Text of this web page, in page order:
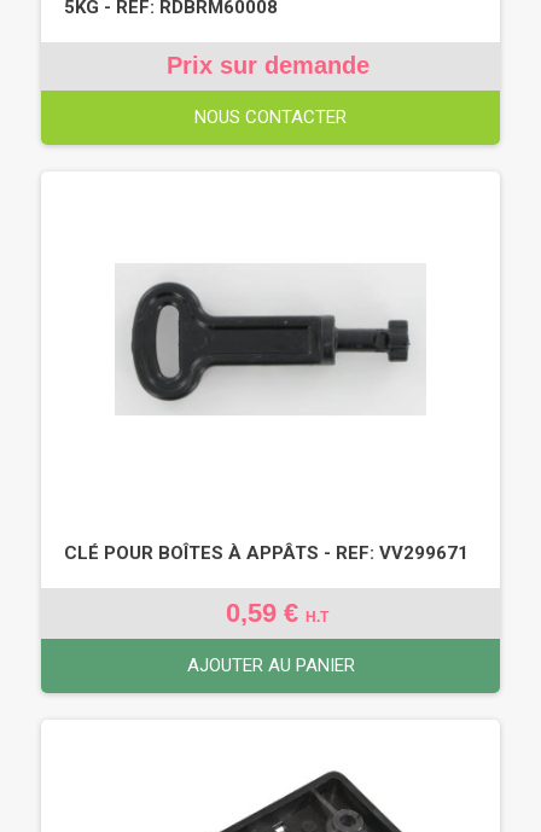
5KG - REF: RDBRM60008
Prix sur demande
NOUS CONTACTER
CLÉ POUR BOÎTES À APPÂTS - REF: VV299671
0,59 € H.T
AJOUTER AU PANIER